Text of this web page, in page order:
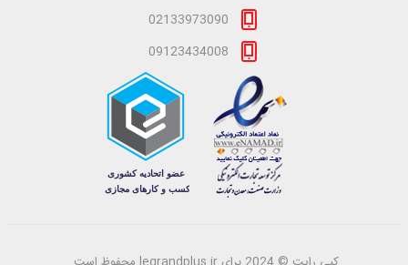
02133973090
09123434008